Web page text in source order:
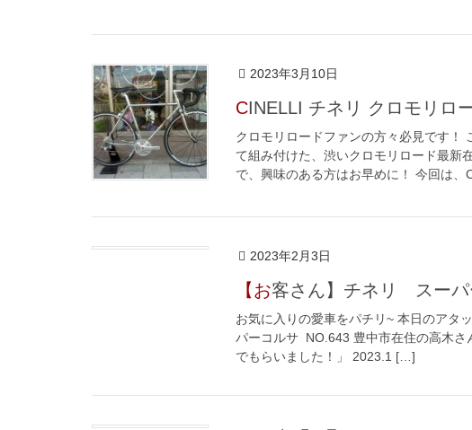
2023年3月10日
CINELLI チネリ クロモリロ
クロモリロードファンの方々必見です！
て組み付けた、渋いクロモリロード最新
で、興味のある方はお早めに！ 今回は
2023年2月3日
【お客さん】チネリ スー
お気に入りの愛車をパチリ~ 本日のアタ
パーコルサ NO.643 豊中市在住の高木さ
でもらいました！」 2023.1 […]